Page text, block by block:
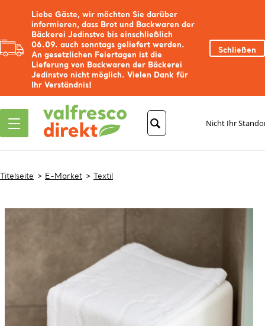
Liebe Gäste, wir möchten Sie darüber
informieren, dass Brot und Backwaren der
Bäckerei Jedinstvo bis einschließlich
06.09. auch sonntags geliefert werden.
An gesetzlichen Feiertagen ist die
Lieferung von Backwaren der Bäckerei
Jedinstvo nicht möglich. Vielen Dank für
Ihr Verständnis!
Schließen
Nicht Ihr
Titelseite E-Market Textil